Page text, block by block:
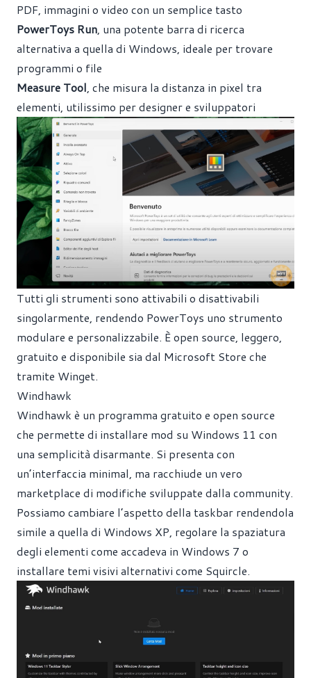
PDF, immagini o video con un semplice tasto
PowerToys Run, una potente barra di ricerca
alternativa a quella di Windows, ideale per trovare
programmi o file
Measure Tool, che misura la distanza in pixel tra
elementi, utilissimo per designer e sviluppatori
Tutti gli strumenti sono attivabili o disattivabili
singolarmente, rendendo PowerToys uno strumento
modulare e personalizzabile. È open source, leggero,
gratuito e disponibile sia dal Microsoft Store che
tramite Winget.
Windhawk
Windhawk è un programma gratuito e open source
che permette di installare mod su Windows 11 con
una semplicità disarmante. Si presenta con
un’interfaccia minimal, ma racchiude un vero
marketplace di modifiche sviluppate dalla community.
Possiamo cambiare l’aspetto della taskbar rendendola
simile a quella di Windows XP, regolare la spaziatura
degli elementi come accadeva in Windows 7 o
installare temi visivi alternativi come Squircle.